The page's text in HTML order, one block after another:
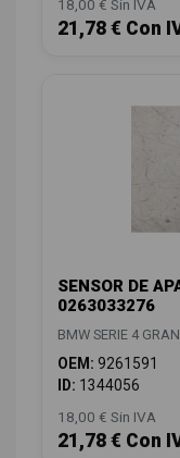
18,00 € Sin IVA
21,78 € Con
SENSOR DE
0263033276
BMW SERIE 4
OEM: 9261591
ID: 1344056
18,00 € Sin IVA
21,78 € Con